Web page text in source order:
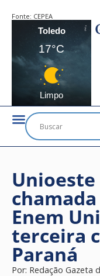
Fonte: CEPEA
Toledo
17°C
Limpo
Enem
terceira
Paraná
Por: Redação Gazeta